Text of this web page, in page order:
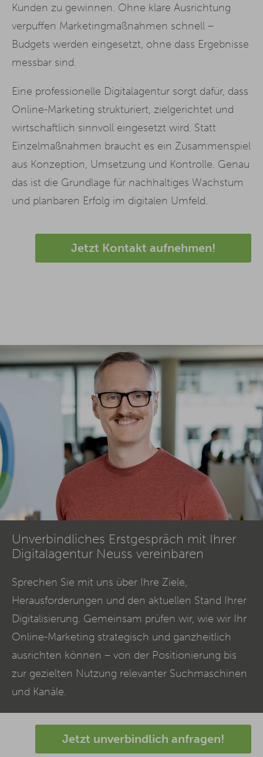
Kunden zu gewinnen. Ohne klare Ausrichtung
verpuffen Marketingmaßnahmen schnell –
Budgets werden eingesetzt, ohne dass Ergebnisse
messbar sind.
Eine professionelle Digitalagentur sorgt dafür, dass
Online-Marketing strukturiert, zielgerichtet und
wirtschaftlich sinnvoll eingesetzt wird. Statt
Einzelmaßnahmen braucht es ein Zusammenspiel
aus Konzeption, Umsetzung und Kontrolle. Genau
das ist die Grundlage für nachhaltiges Wachstum
und planbaren Erfolg im digitalen Umfeld.
Jetzt Kontakt aufnehmen!
Unverbindliches Erstgespräch mit Ihrer
Digitalagentur Neuss vereinbaren
Sprechen Sie mit uns über Ihre Ziele,
Herausforderungen und den aktuellen Stand Ihrer
Digitalisierung. Gemeinsam prüfen wir, wie wir Ihr
Online-Marketing strategisch und ganzheitlich
ausrichten können – von der Positionierung bis
zur gezielten Nutzung relevanter Suchmaschinen
und Kanäle.
Jetzt unverbindlich anfragen!